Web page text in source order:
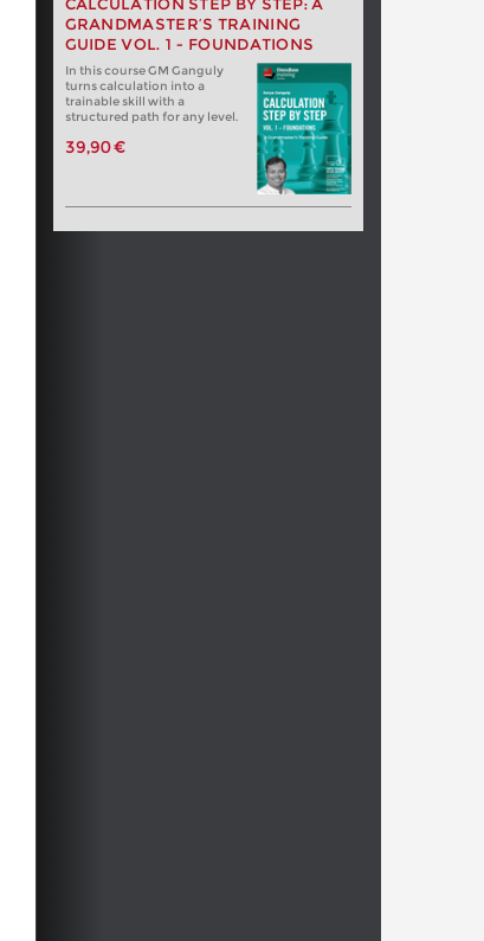
GRANDMASTER’S TRAINING
GUIDE VOL. 1 - FOUNDATIONS
In this course GM Ganguly
turns calculation into a
trainable skill with a
structured path for any level.
39,90 €